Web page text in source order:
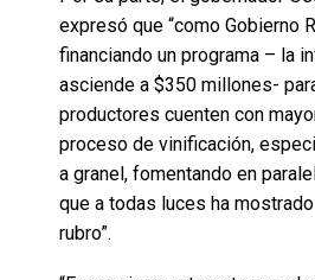
expresó que “como Gobierno
financiando un programa – la
asciende a $350 millones-
productores cuenten con
proceso de vinificación,
a granel, fomentando en
que a todas luces ha
rubro”.